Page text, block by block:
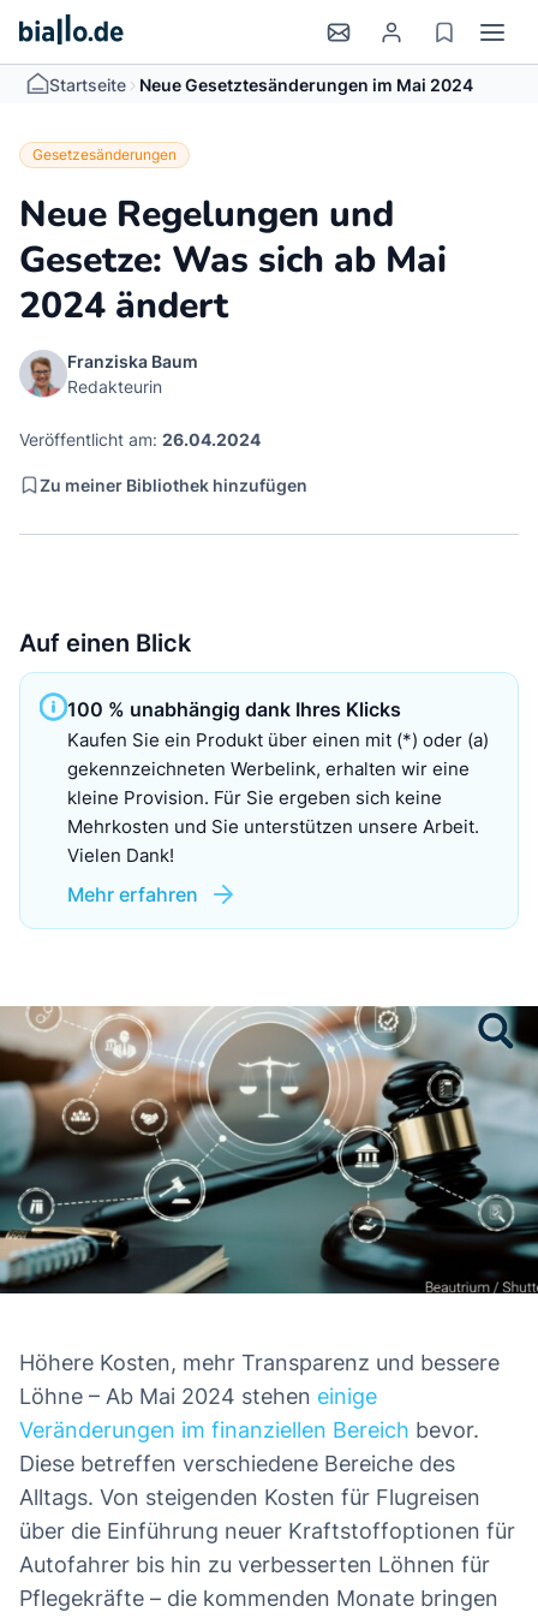
Startseite > Neue Gesetztesänderungen im Mai 2024
Gesetzesänderungen
Neue Regelungen und
Gesetze: Was sich ab Mai
2024 ändert
Franziska Baum
Redakteurin
Veröffentlicht am: 26.04.2024
Zu meiner Bibliothek hinzufügen
Auf einen Blick
100 % unabhängig dank Ihres Klicks
Kaufen Sie ein Produkt über einen mit (*) oder (a)
gekennzeichneten Werbelink, erhalten wir eine
kleine Provision. Für Sie ergeben sich keine
Mehrkosten und Sie unterstützen unsere Arbeit.
Vielen Dank!
Mehr erfahren
Höhere Kosten, mehr Transparenz und bessere
Löhne – Ab Mai 2024 stehen einige
Veränderungen im finanziellen Bereich bevor.
Diese betreffen verschiedene Bereiche des
Alltags. Von steigenden Kosten für Flugreisen
über die Einführung neuer Kraftstoffoptionen für
Autofahrer bis hin zu verbesserten Löhnen für
Pflegekräfte – die kommenden Monate bringen